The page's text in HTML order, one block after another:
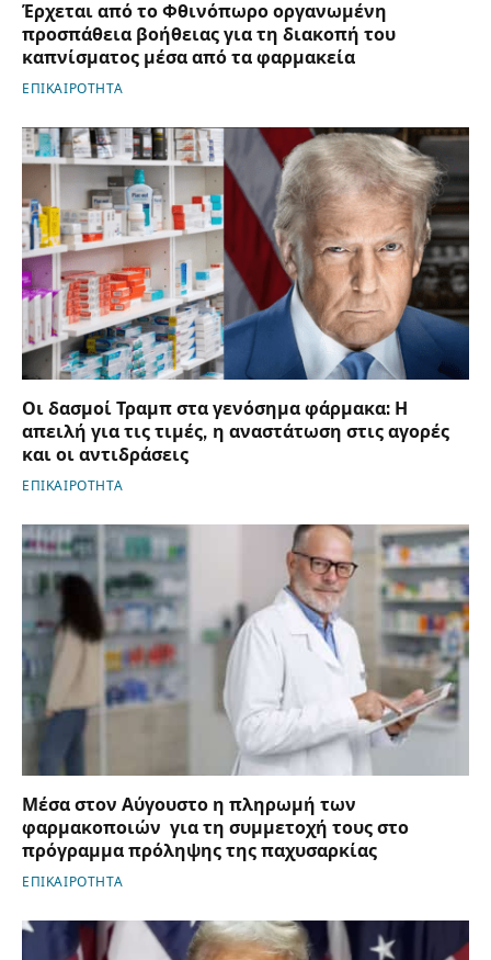
Έρχεται από το Φθινόπωρο οργανωμένη
προσπάθεια βοήθειας για τη διακοπή του
καπνίσματος μέσα από τα φαρμακεία
ΕΠΙΚΑΙΡΟΤΗΤΑ
Οι δασμοί Τραμπ στα γενόσημα φάρμακα: Η
απειλή για τις τιμές, η αναστάτωση στις αγορές
και οι αντιδράσεις
ΕΠΙΚΑΙΡΟΤΗΤΑ
Μέσα στον Αύγουστο η πληρωμή των
φαρμακοποιών για τη συμμετοχή τους στο
πρόγραμμα πρόληψης της παχυσαρκίας
ΕΠΙΚΑΙΡΟΤΗΤΑ